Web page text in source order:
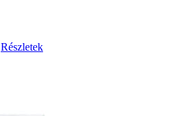
Részletek